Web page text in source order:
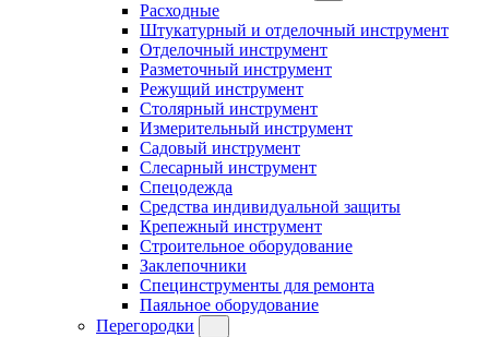
Расходные
Штукатурный и отделочный инструмент
Отделочный инструмент
Разметочный инструмент
Режущий инструмент
Столярный инструмент
Измерительный инструмент
Садовый инструмент
Слесарный инструмент
Спецодежда
Средства индивидуальной защиты
Крепежный инструмент
Строительное оборудование
Заклепочники
Специнструменты для ремонта
Паяльное оборудование
Перегородки